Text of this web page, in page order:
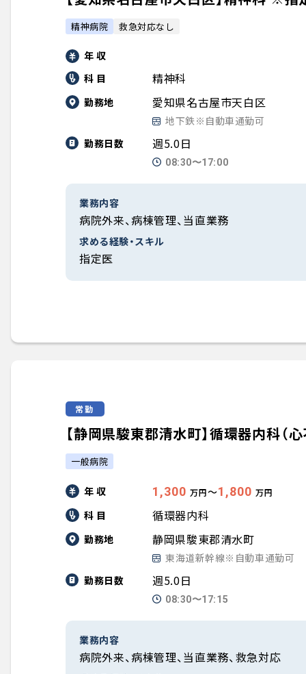
精神病院 救急対応なし
年 収
科 目
精神科
勤務地 愛知県名古屋市天白区
地下鉄※自動車通勤可
勤務日数
週5.0日
08:30〜17:00
業務内容
病院外来、病棟管理、当直業務
求める経験・スキル
指定医
常勤
【静岡県駿東郡清水町】循環器内科
一般病院
年 収 1,300 万円〜1,800 万円
科 目 循環器内科
勤務地 静岡県駿東郡清水町
東海道新幹線※自動車通勤可
勤務日数
週5.0日
08:30〜17:15
業務内容
病院外来、病棟管理、当直業務、救急対応